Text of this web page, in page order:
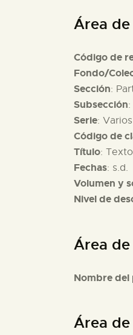
Área
Código de
Fondo/
Sección:
Subsección
Serie:
Código de
Título:
Fechas: s.d.
Volumen y
Nivel de
Área
Nombre
Área